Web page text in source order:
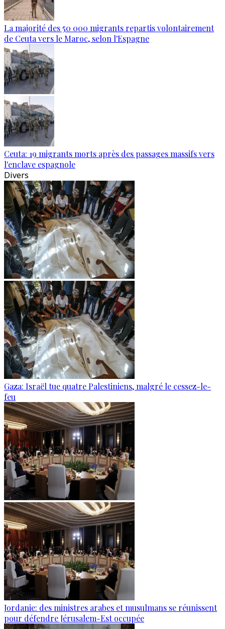
La majorité des 50 000 migrants repartis volontairement
de Ceuta vers le Maroc, selon l'Espagne
Ceuta: 19 migrants morts après des passages massifs vers
l'enclave espagnole
Divers
Gaza: Israël tue quatre Palestiniens, malgré le cessez-le-
feu
Jordanie: des ministres arabes et musulmans se réunissent
pour défendre Jérusalem-Est occupée